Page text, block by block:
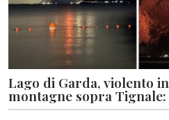
Lago di Garda, violento
montagne sopra Tignale: